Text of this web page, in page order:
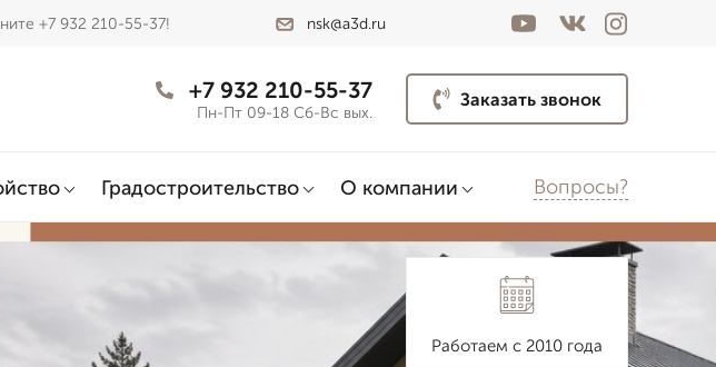
+7 932 210-55-37! nsk@a3d.ru
+7 932 210-55-37
Пн-Пт 09-18 Сб-Вс вых.
Заказать звонок
Градостроительство О компании Вопросы?
Работаем с 2010 года